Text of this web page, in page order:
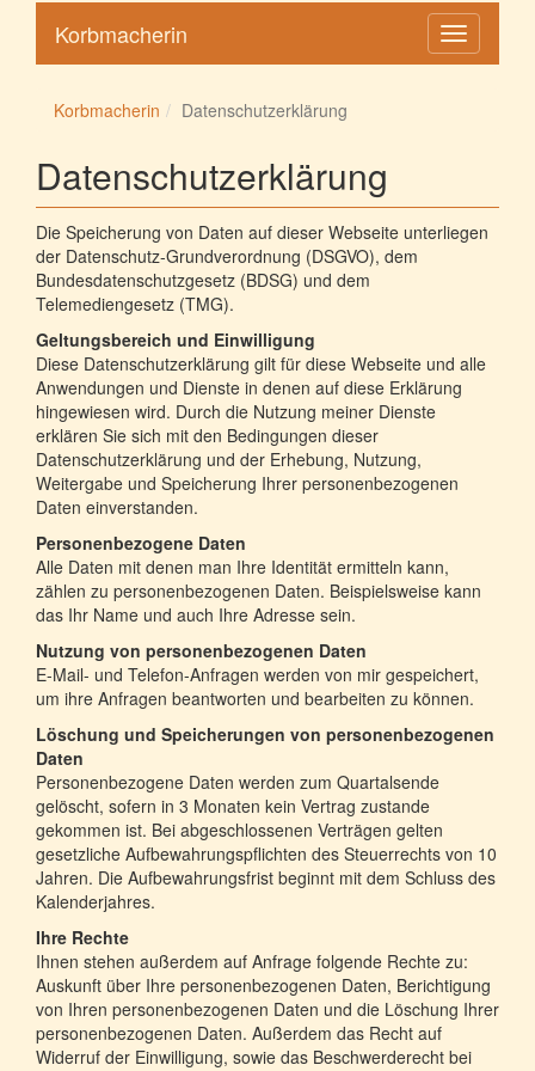
Toggle
navigation
Korbmacherin
Korbmacherin Datenschutzerklärung
Datenschutzerklärung
Die Speicherung von Daten auf dieser Webseite unterliegen
der Datenschutz-Grundverordnung (DSGVO), dem
Bundesdatenschutzgesetz (BDSG) und dem
Telemediengesetz (TMG).
Geltungsbereich und Einwilligung
Diese Datenschutzerklärung gilt für diese Webseite und alle
Anwendungen und Dienste in denen auf diese Erklärung
hingewiesen wird. Durch die Nutzung meiner Dienste
erklären Sie sich mit den Bedingungen dieser
Datenschutzerklärung und der Erhebung, Nutzung,
Weitergabe und Speicherung Ihrer personenbezogenen
Daten einverstanden.
Personenbezogene Daten
Alle Daten mit denen man Ihre Identität ermitteln kann,
zählen zu personenbezogenen Daten. Beispielsweise kann
das Ihr Name und auch Ihre Adresse sein.
Nutzung von personenbezogenen Daten
E-Mail- und Telefon-Anfragen werden von mir gespeichert,
um ihre Anfragen beantworten und bearbeiten zu können.
Löschung und Speicherungen von personenbezogenen
Daten
Personenbezogene Daten werden zum Quartalsende
gelöscht, sofern in 3 Monaten kein Vertrag zustande
gekommen ist. Bei abgeschlossenen Verträgen gelten
gesetzliche Aufbewahrungspflichten des Steuerrechts von 10
Jahren. Die Aufbewahrungsfrist beginnt mit dem Schluss des
Kalenderjahres.
Ihre Rechte
Ihnen stehen außerdem auf Anfrage folgende Rechte zu:
Auskunft über Ihre personenbezogenen Daten, Berichtigung
von Ihren personenbezogenen Daten und die Löschung Ihrer
personenbezogenen Daten. Außerdem das Recht auf
Widerruf der Einwilligung, sowie das Beschwerderecht bei